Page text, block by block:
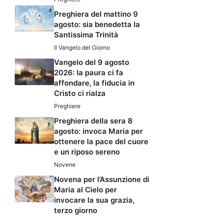
Preghiera del mattino 9
agosto: sia benedetta la
Santissima Trinità
Il Vangelo del Giorno
Vangelo del 9 agosto
2026: la paura ci fa
affondare, la fiducia in
Cristo ci rialza
Preghiere
Preghiera della sera 8
agosto: invoca Maria per
ottenere la pace del cuore
e un riposo sereno
Novene
Novena per l’Assunzione di
Maria al Cielo per
invocare la sua grazia,
terzo giorno